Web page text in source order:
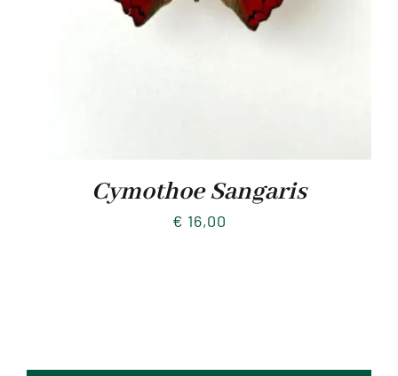
Cymothoe Sangaris
€ 16,00